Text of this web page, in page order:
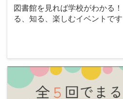
図書館を見れば学校がわかる
る、知る、楽しむイベントです